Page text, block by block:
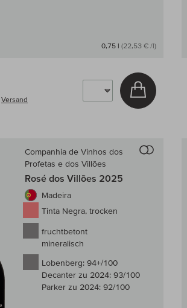
0,75 l (22,53 € /l)
Versand
In den
Companhia de Vinhos dos
Profetas e dos Villões
Rosé dos Villões 2025
Madeira
Tinta Negra, trocken
fruchtbetont
mineralisch
Lobenberg: 94+/100
Decanter zu 2024: 93/100
Parker zu 2024: 92/100